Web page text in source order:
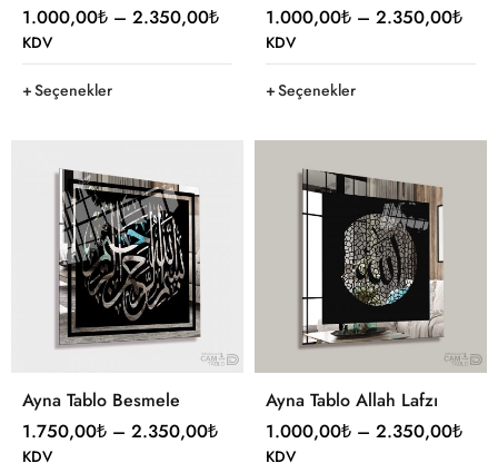
1.000,00₺ – 2.350,00₺
KDV
Seçenekler
1.000,00₺ – 2.350,00₺
KDV
Seçenekler
Ayna Tablo Besmele
1.750,00₺ – 2.350,00₺
KDV
Ayna Tablo Allah Lafzı
1.000,00₺ – 2.350,00₺
KDV